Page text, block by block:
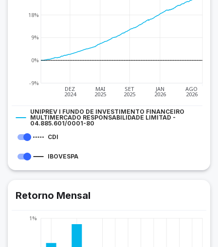
DEZ
2024
MAI
2025
SET
2025
JAN
2026
AGO
2026
-9%
0%
9%
18%
UNIPREV I FUNDO DE INVESTIMENTO FINANCEIRO
MULTIMERCADO RESPONSABILIDADE LIMITAD -
04.885.601/0001-80
CDI
IBOVESPA
Retorno Mensal
1%